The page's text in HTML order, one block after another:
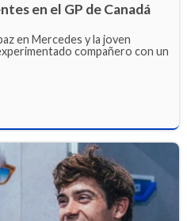
en el GP de Canadá
en Mercedes y la joven
compañero con un